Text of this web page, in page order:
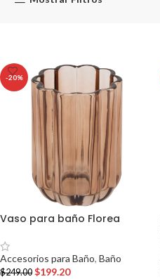
-20%
Vaso para baño Florea
Accesorios para Baño, Baño
$249.00 $199.20